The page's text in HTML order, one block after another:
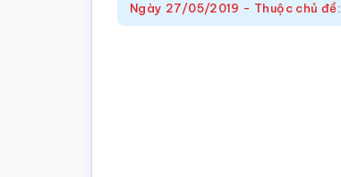
Ngày 27/05/2019 - Thuộc chủ đề: